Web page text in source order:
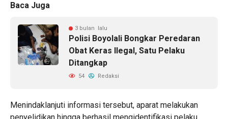
Baca Juga
3 bulan lalu
Polisi Boyolali Bongkar Peredaran
Obat Keras Ilegal, Satu Pelaku
Ditangkap
54 Redaksi
Menindaklanjuti informasi tersebut, aparat melakukan